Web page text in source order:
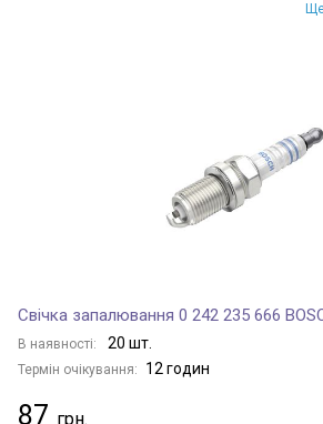
Свічка запалювання 0 242 235 666
В наявності: 20 шт.
Термін очікування: 12 годин
87